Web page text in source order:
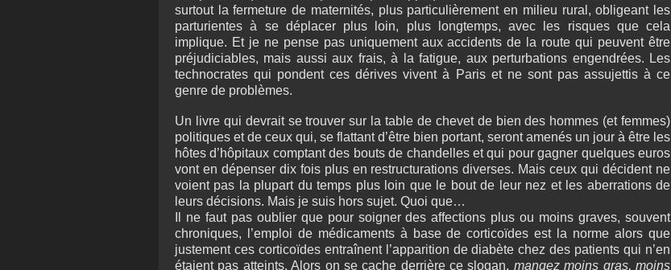
surtout la fermeture de maternités, plus particulièrement en milieu rural, obligeant les
parturientes à se déplacer plus loin, plus longtemps, avec les risques que cela
implique. Et je ne pense pas uniquement aux accidents de la route qui peuvent être
préjudiciables, mais aussi aux frais, à la fatigue, aux perturbations engendrées. Les
technocrates qui pondent ces dérives vivent à Paris et ne sont pas assujettis à ce
genre de problèmes.
Un livre qui devrait se trouver sur la table de chevet de bien des hommes (et femmes)
politiques et de ceux qui, se flattant d’être bien portant, seront amenés un jour à être les
hôtes d’hôpitaux comptant des bouts de chandelles et qui pour gagner quelques euros
vont en dépenser dix fois plus en restructurations diverses. Mais ceux qui décident ne
voient pas la plupart du temps plus loin que le bout de leur nez et les aberrations de
leurs décisions. Mais je suis hors sujet. Quoi que…
Il ne faut pas oublier que pour soigner des affections plus ou moins graves, souvent
chroniques, l’emploi de médicaments à base de corticoïdes est la norme alors que
justement ces corticoïdes entraînent l’apparition de diabète chez des patients qui n’en
étaient pas atteints. Alors on se cache derrière ce slogan, mangez moins gras, moins